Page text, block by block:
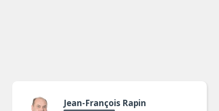
Catégories
Jean-François Rapin